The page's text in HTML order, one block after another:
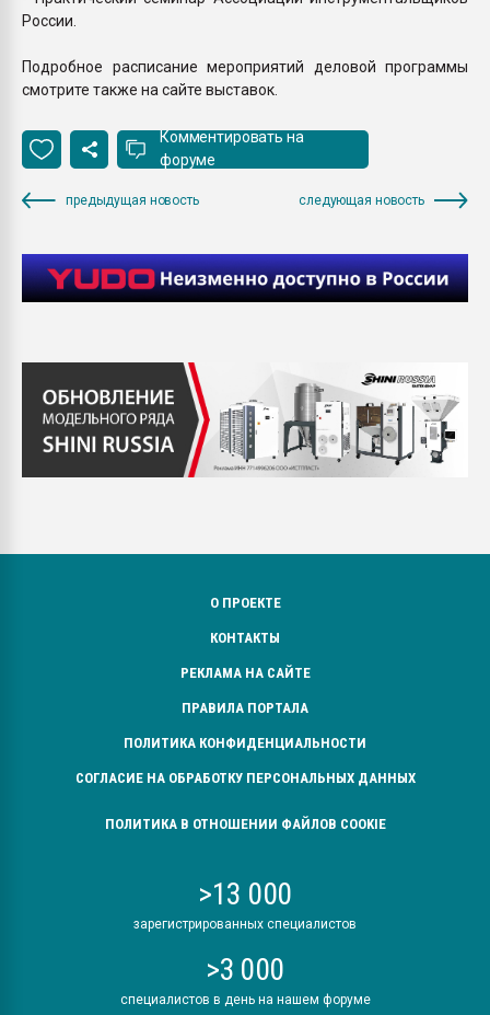
России.
Подробное расписание мероприятий деловой программы
смотрите также на сайте выставок.
Комментировать на
форуме
предыдущая новость следующая новость
О ПРОЕКТЕ
КОНТАКТЫ
РЕКЛАМА НА САЙТЕ
ПРАВИЛА ПОРТАЛА
ПОЛИТИКА КОНФИДЕНЦИАЛЬНОСТИ
СОГЛАСИЕ НА ОБРАБОТКУ ПЕРСОНАЛЬНЫХ ДАННЫХ
ПОЛИТИКА В ОТНОШЕНИИ ФАЙЛОВ COOKIE
>13 000
зарегистрированных специалистов
>3 000
специалистов в день на нашем форуме